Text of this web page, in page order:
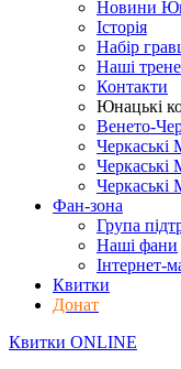
Новини
Історія
Набір
Наші
Контакти
Юнацькі
Венето-
Черкаські
Черкаські
Черкаські
Фан-зона
Група
Наші фани
Інтернет-
Квитки
Донат
Квитки ONLINE